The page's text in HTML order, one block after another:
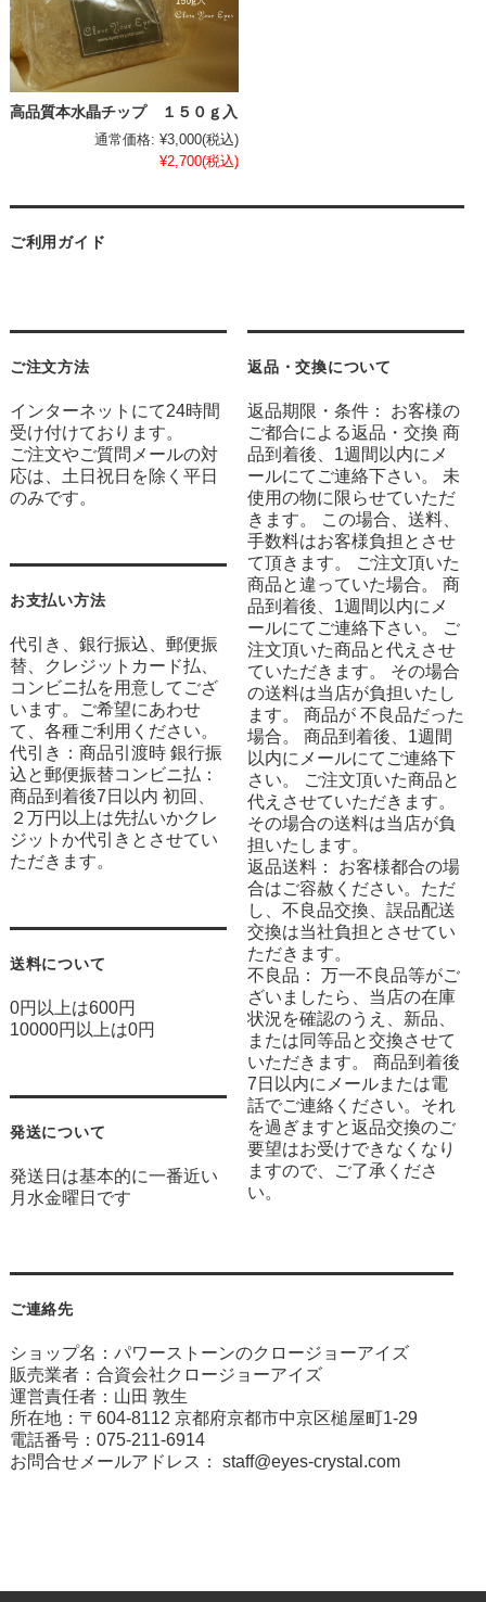
高品質本水晶チップ １５０ｇ入
通常価格: ¥3,000(税込)
¥2,700(税込)
ご利用ガイド
ご注文方法
インターネットにて24時間
受け付けております。
ご注文やご質問メールの対
応は、土日祝日を除く平日
のみです。
お支払い方法
代引き、銀行振込、郵便振
替、クレジットカード払、
コンビニ払を用意してござ
います。ご希望にあわせ
て、各種ご利用ください。
代引き：商品引渡時 銀行振
込と郵便振替コンビニ払：
商品到着後7日以内 初回、
２万円以上は先払いかクレ
ジットか代引きとさせてい
ただきます。
送料について
0円以上は600円
10000円以上は0円
発送について
発送日は基本的に一番近い
月水金曜日です
返品・交換について
返品期限・条件： お客様の
ご都合による返品・交換 商
品到着後、1週間以内にメ
ールにてご連絡下さい。 未
使用の物に限らせていただ
きます。 この場合、送料、
手数料はお客様負担とさせ
て頂きます。 ご注文頂いた
商品と違っていた場合。 商
品到着後、1週間以内にメ
ールにてご連絡下さい。 ご
注文頂いた商品と代えさせ
ていただきます。 その場合
の送料は当店が負担いたし
ます。 商品が 不良品だった
場合。 商品到着後、1週間
以内にメールにてご連絡下
さい。 ご注文頂いた商品と
代えさせていただきます。
その場合の送料は当店が負
担いたします。
返品送料： お客様都合の場
合はご容赦ください。ただ
し、不良品交換、誤品配送
交換は当社負担とさせてい
ただきます。
不良品： 万一不良品等がご
ざいましたら、当店の在庫
状況を確認のうえ、新品、
または同等品と交換させて
いただきます。 商品到着後
7日以内にメールまたは電
話でご連絡ください。それ
を過ぎますと返品交換のご
要望はお受けできなくなり
ますので、ご了承くださ
い。
ご連絡先
ショップ名：パワーストーンのクロージョーアイズ
販売業者：合資会社クロージョーアイズ
運営責任者：山田 敦生
所在地：〒604-8112 京都府京都市中京区槌屋町1-29
電話番号：075-211-6914
お問合せメールアドレス： staff@eyes-crystal.com